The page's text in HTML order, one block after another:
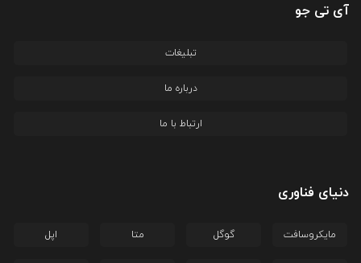
آی تی جو
تبلیغات
درباره ما
ارتباط با ما
دنیای فناوری
مایکروسافت گوگل متا اپل